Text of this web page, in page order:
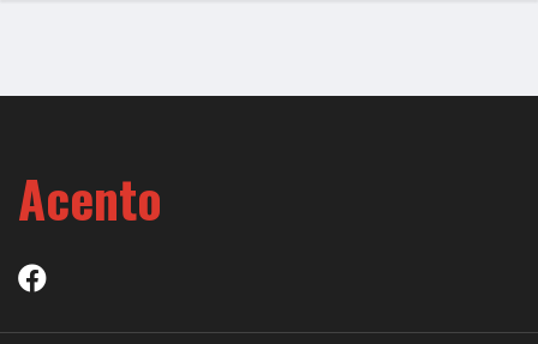
Acento